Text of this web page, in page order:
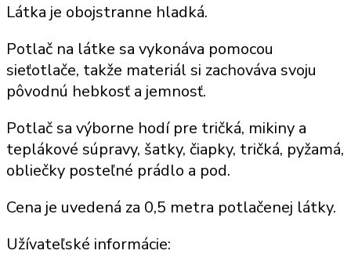
Látka je obojstranne hladká.
Potlač na látke sa vykonáva pomocou
sieťotlače, takže materiál si zachováva svoju
pôvodnú hebkosť a jemnosť.
Potlač sa výborne hodí pre tričká, mikiny a
teplákové súpravy, šatky, čiapky, tričká, pyžamá,
obliečky posteľné prádlo a pod.
Cena je uvedená za 0,5 metra potlačenej látky.
Užívateľské informácie: